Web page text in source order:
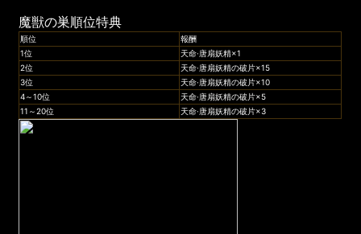
魔獣の巣順位特典
順位
報酬
1位
天命·唐扇妖精×1
2位
天命·唐扇妖精の破片×15
3位
天命·唐扇妖精の破片×10
4～10位
天命·唐扇妖精の破片×5
11～20位
天命·唐扇妖精の破片×3